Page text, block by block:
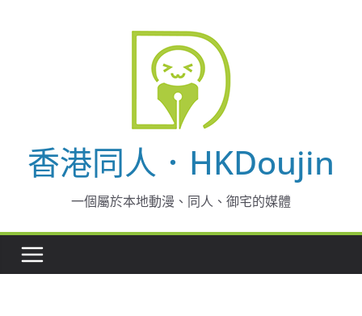
香港同人．HKDoujin
一個屬於本地動漫、同人、御宅的媒體